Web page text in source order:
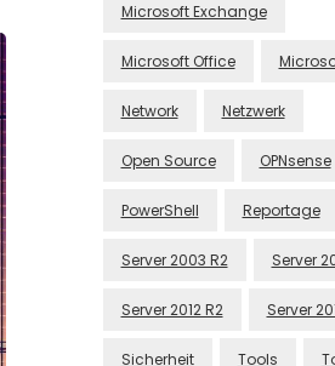
Microsoft Exchange
Microsoft Office
Network Netzwerk
Open Source OPNsense
PowerShell Reportage
Server 2003 R2 Server
Server 2012 R2 Server
Sicherheit Tools